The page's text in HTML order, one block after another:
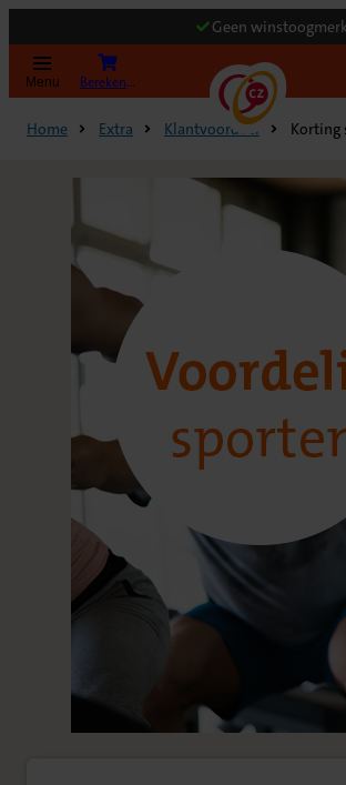
Geen winstoogmerk
Menu Bereken uw premie
Home Extra Klantvoordeel Korting